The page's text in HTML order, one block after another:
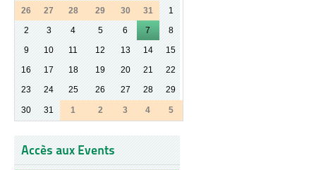
26
27 28 29 30 31
1
2
3 4 5 6 7
8
9
10 11 12 13 14
15
16
17 18 19 20 21
22
23
24 25 26 27 28 29
30 31 1 2 3 4 5
Accès aux Events